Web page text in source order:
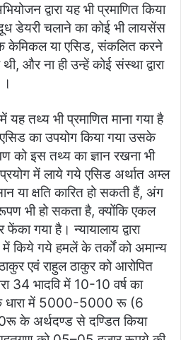
द्वारा यह भी प्रमाणित किया
डेयरी चलाने का कोई भी लायसेंस
केमिकल या एसिड, संकलित करने
और ना ही उन्हें कोई संस्था द्वारा
में यह तथ्य भी प्रमाणित माना गया है
का उपयोग किया गया उसके
को इस तथ्य का ज्ञान रखना भी
प्रयोग में लाये गये एसिड अर्थात अम्ल
या क्षति कारित हो सकती हैं, अंग
भी हो सकता है, क्योंकि एकल
गया है। न्यायालाय द्वारा
किये गये हमलें के तर्कों को अमान्य
एवं राहुल ठाकुर को आरोपित
34 भादवि में 10-10 वर्ष का
धारा में 5000-5000 रू (6
के अर्थदण्ड से दण्डित किया